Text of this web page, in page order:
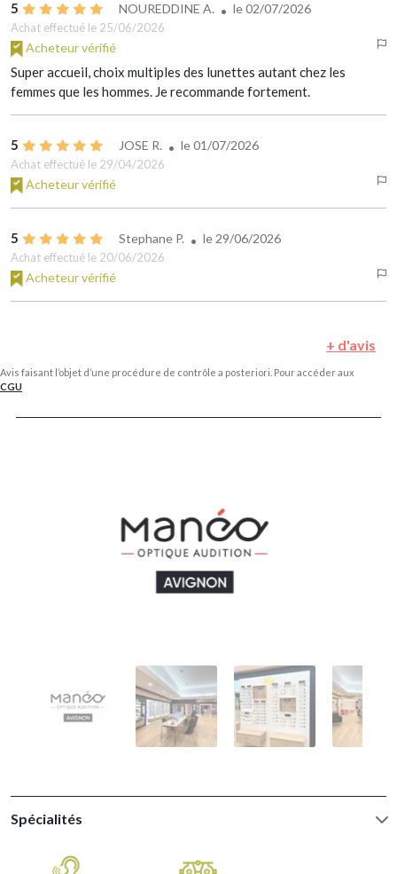
5 NOUREDDINE A. le02/07/2026
Achat effectué le 25/06/2026
Acheteur vérifié
Super accueil, choix multiples des lunettes autant chez les
femmes que les hommes. Je recommande fortement.
5 JOSE R. le01/07/2026
Achat effectué le 29/04/2026
Acheteur vérifié
5 Stephane P. le 29/06/2026
Achat effectué le 20/06/2026
Acheteur vérifié
Avis faisant l’objet d’une procédure de contrôle a posteriori. Pour accéder aux
CGU
+ d'avis
Spécialités